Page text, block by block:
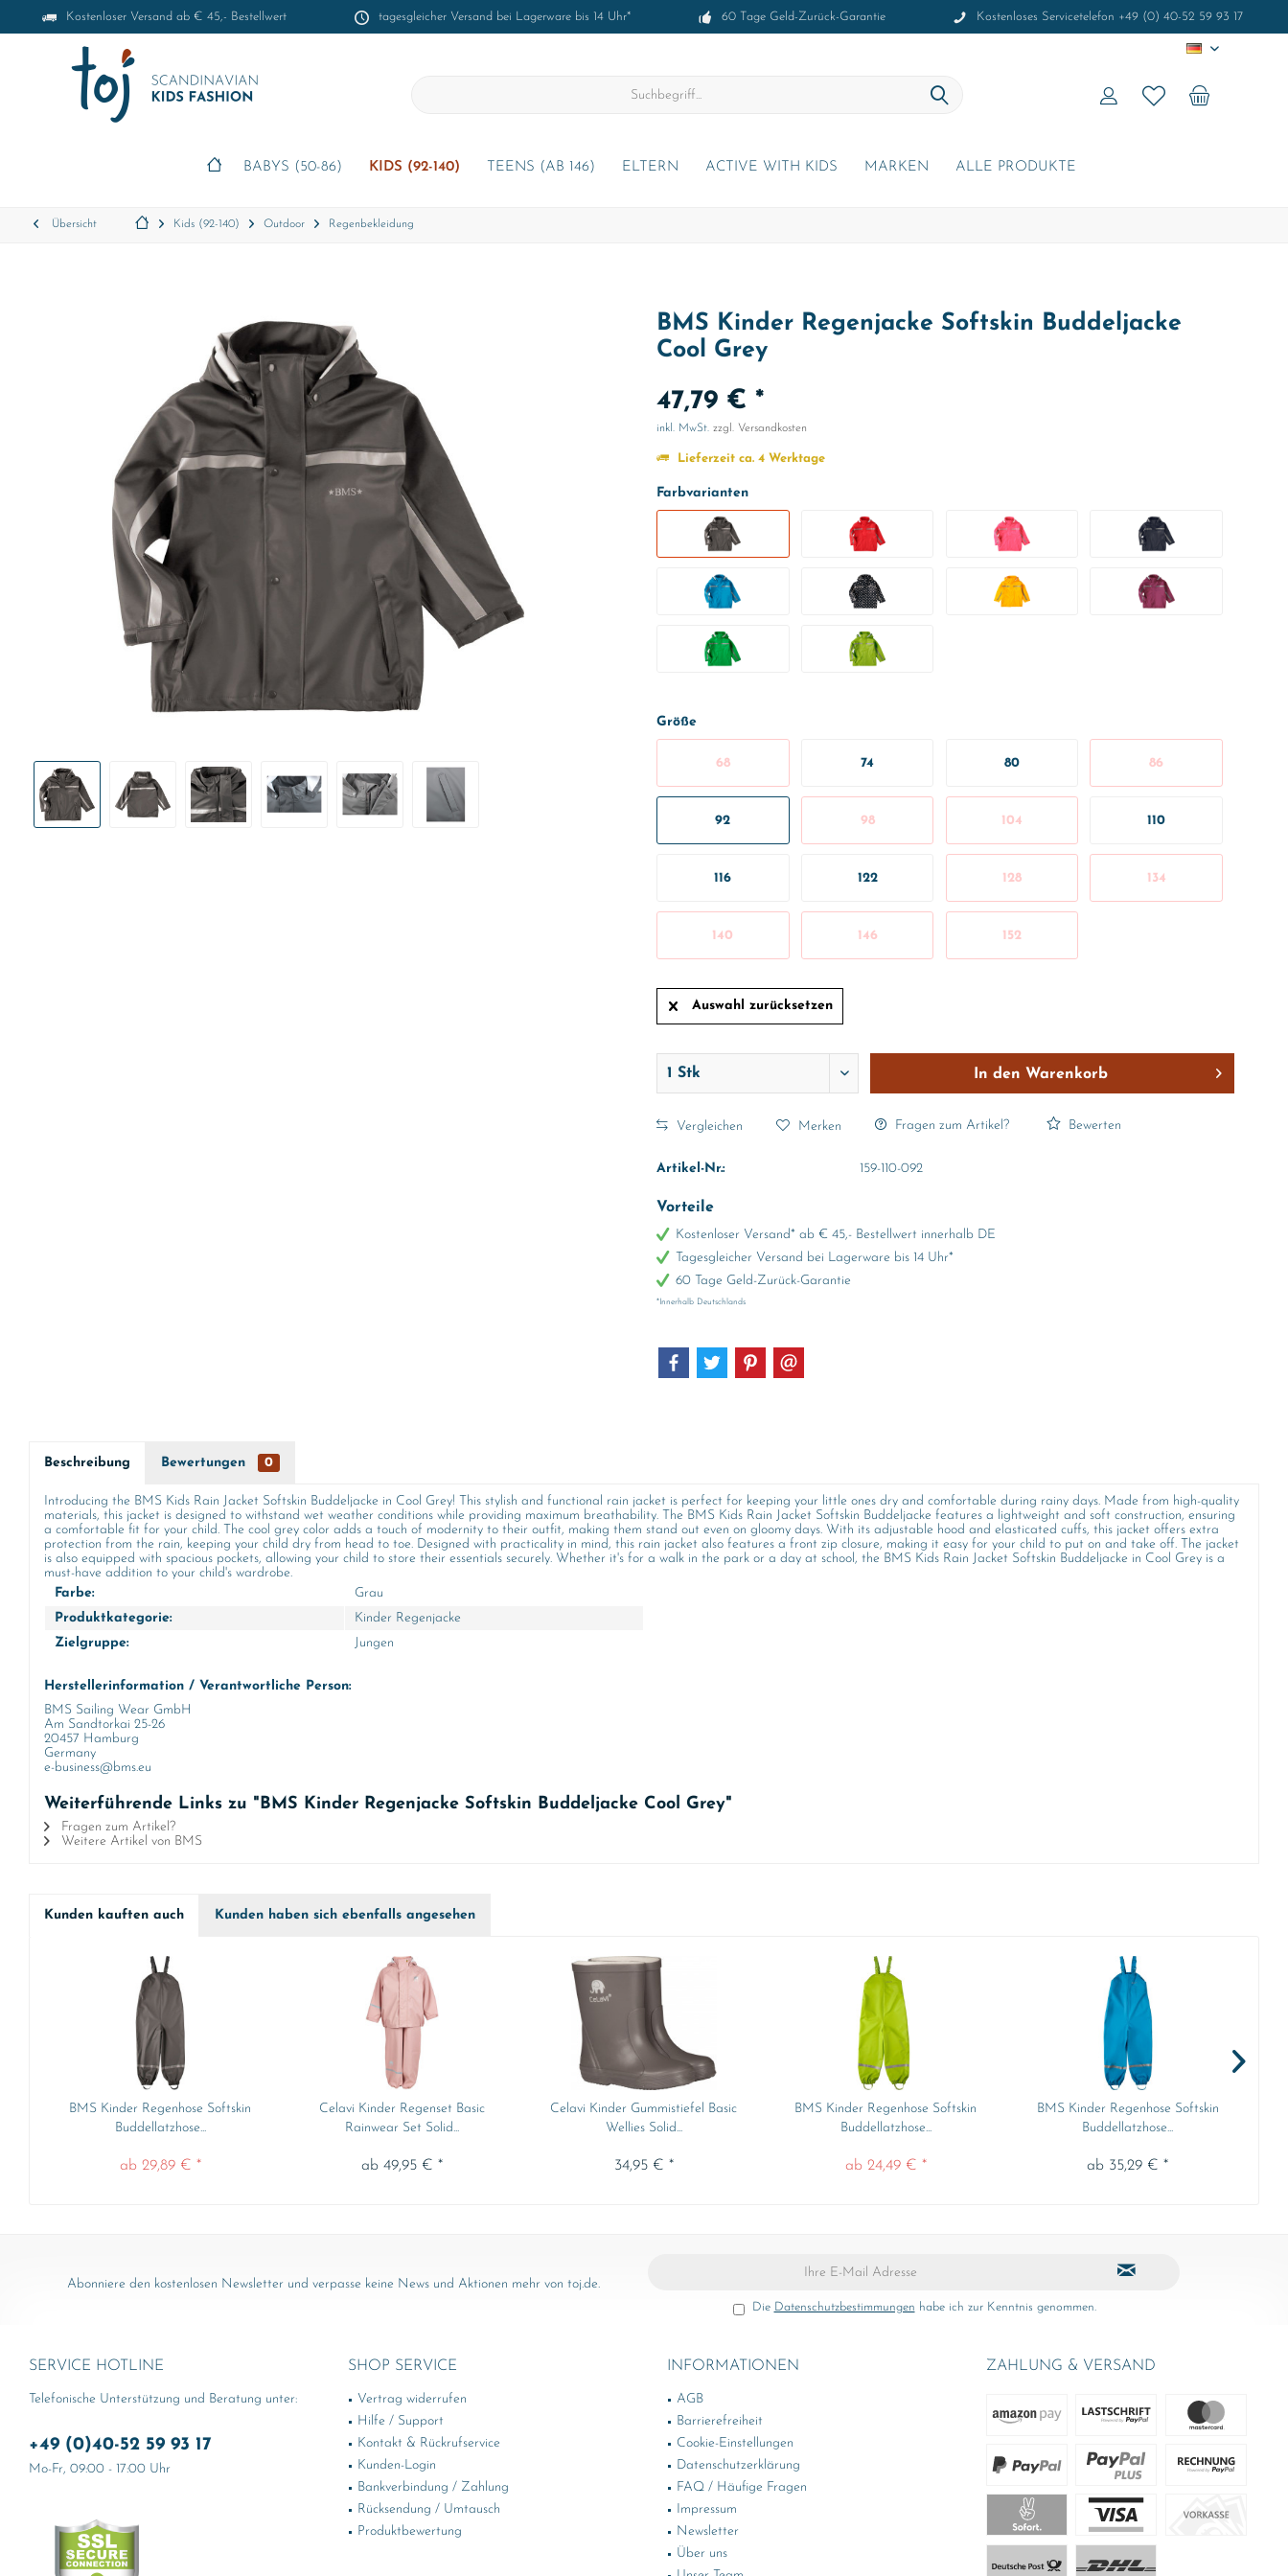
Kostenloser Versand ab € 45,- Bestellwert tagesgleicher Versand bei Lagerware bis 14 Uhr* 60 Tage Geld-Zurück-Garantie Kostenloses Servicetelefon +49 (0) 40-52 59 93 17
DE
BABYS (50-86) KIDS (92-140) TEENS (AB 146) ELTERN ACTIVE WITH KIDS MARKEN ALLE PRODUKTE
Übersicht Kids (92-140) Outdoor Regenbekleidung
BMS Kinder Regenjacke Softskin Buddeljacke
Cool Grey
47,79 € *
inkl. MwSt. zzgl. Versandkosten
Lieferzeit ca. 4 Werktage
Farbvarianten
Größe
68 74 80 86
92 98 104 110
116 122 128 134
140 146 152
Auswahl zurücksetzen
In den Warenkorb
Vergleichen Merken Fragen zum Artikel? Bewerten
Artikel-Nr.: 159-110-092
Vorteile
Kostenloser Versand* ab € 45,- Bestellwert innerhalb DE
Tagesgleicher Versand bei Lagerware bis 14 Uhr*
60 Tage Geld-Zurück-Garantie
*Innerhalb Deutschlands
Beschreibung Bewertungen 0
Introducing the BMS Kids Rain Jacket Softskin Buddeljacke in Cool Grey! This stylish and functional rain jacket is perfect for keeping your little ones dry and comfortable during rainy days. Made from high-quality
materials, this jacket is designed to withstand wet weather conditions while providing maximum breathability. The BMS Kids Rain Jacket Softskin Buddeljacke features a lightweight and soft construction, ensuring
a comfortable fit for your child. The cool grey color adds a touch of modernity to their outfit, making them stand out even on gloomy days. With its adjustable hood and elasticated cuffs, this jacket offers extra
protection from the rain, keeping your child dry from head to toe. Designed with practicality in mind, this rain jacket also features a front zip closure, making it easy for your child to put on and take off. The jacket
is also equipped with spacious pockets, allowing your child to store their essentials securely. Whether it's for a walk in the park or a day at school, the BMS Kids Rain Jacket Softskin Buddeljacke in Cool Grey is a
must-have addition to your child's wardrobe.
Farbe:
Grau
Produktkategorie:
Kinder Regenjacke
Zielgruppe:
Jungen
Herstellerinformation / Verantwortliche Person:
BMS Sailing Wear GmbH
Am Sandtorkai 25-26
20457 Hamburg
Germany
e-business@bms.eu
Weiterführende Links zu "BMS Kinder Regenjacke Softskin Buddeljacke Cool Grey"
Fragen zum Artikel?
Weitere Artikel von BMS
Kunden kauften auch Kunden haben sich ebenfalls angesehen
BMS Kinder Regenhose Softskin
Buddellatzhose...
ab 29,89 € *
Celavi Kinder Regenset Basic
Rainwear Set Solid...
ab 49,95 € *
Celavi Kinder Gummistiefel Basic
Wellies Solid...
34,95 € *
BMS Kinder Regenhose Softskin
Buddellatzhose...
ab 24,49 € *
BMS Kinder Regenhose Softskin
Buddellatzhose...
ab 35,29 € *
Abonniere den kostenlosen Newsletter und verpasse keine News und Aktionen mehr von toj.de.
Die Datenschutzbestimmungen habe ich zur Kenntnis genommen.
SERVICE HOTLINE
Telefonische Unterstützung und Beratung unter:
+49 (0)40-52 59 93 17
Mo-Fr, 09:00 - 17:00 Uhr
SHOP SERVICE
Vertrag widerrufen
Hilfe / Support
Kontakt & Rückrufservice
Kunden-Login
Bankverbindung / Zahlung
Rücksendung / Umtausch
Produktbewertung
INFORMATIONEN
AGB
Barrierefreiheit
Cookie-Einstellungen
Datenschutzerklärung
FAQ / Häufige Fragen
Impressum
Newsletter
Über uns
ZAHLUNG & VERSAND